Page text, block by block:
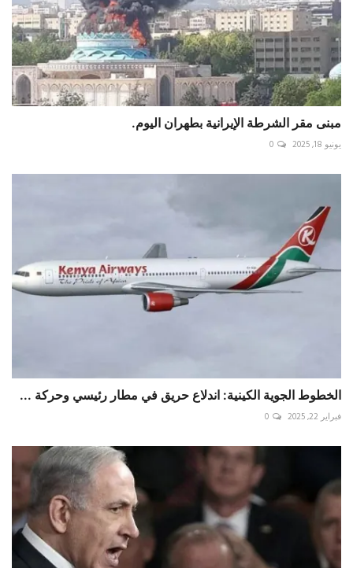
مبنى مقر الشرطة الإيرانية بطهران اليوم.
يونيو 18, 2025 0
الخطوط الجوية الكينية: اندلاع حريق في مطار رئيسي وحركة ...
فبراير 22, 2025 0